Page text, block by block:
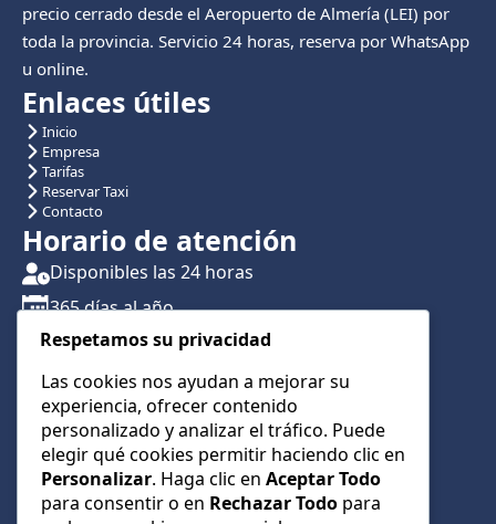
precio cerrado desde el Aeropuerto de Almería (LEI) por
toda la provincia. Servicio 24 horas, reserva por WhatsApp
u online.
Enlaces útiles
Inicio
Empresa
Tarifas
Reservar Taxi
Contacto
Horario de atención
Disponibles las 24 horas
365 días al año
Traslados con reserva previa
Atención por teléfono y WhatsApp 24/7
CONTÁCTANOS
+34 622 01 23 74
+34 622 01 23 74
Respetamos su privacidad
Las cookies nos ayudan a mejorar su
experiencia, ofrecer contenido
personalizado y analizar el tráfico. Puede
elegir qué cookies permitir haciendo clic en
Personalizar. Haga clic en Aceptar Todo
para consentir o en Rechazar Todo para